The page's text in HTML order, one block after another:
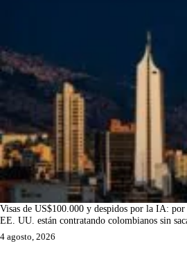
Visas de US$100.000 y despidos por la IA: por
EE. UU. están contratando colombianos sin
4 agosto, 2026